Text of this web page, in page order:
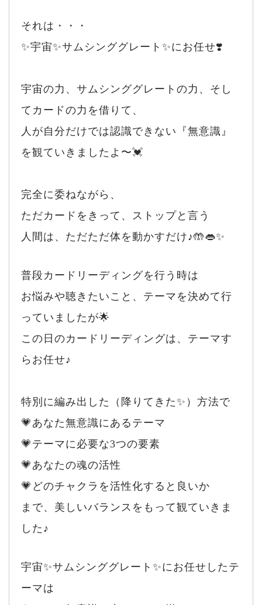
それは・・・
✨宇宙✨サムシンググレート✨にお任せ❣️
宇宙の力、サムシンググレートの力、そし
てカードの力を借りて、
人が自分だけでは認識できない『無意識』
を観ていきましたよ〜💓
完全に委ねながら、
ただカードをきって、ストップと言う
人間は、ただただ体を動かすだけ♪🤲👄✨
普段カードリーディングを行う時は
お悩みや聴きたいこと、テーマを決めて行
っていましたが🌟
この日のカードリーディングは、テーマす
らお任せ♪
特別に編み出した（降りてきた✨）方法で
💗あなた無意識にあるテーマ
💗テーマに必要な3つの要素
💗あなたの魂の活性
💗どのチャクラを活性化すると良いか
まで、美しいバランスをもって観ていきま
した♪
宇宙✨サムシンググレート✨にお任せしたテ
ーマは